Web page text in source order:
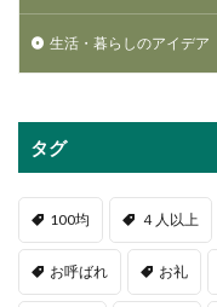
生活・暮らしのアイデア
タグ
100均 ４人以上
お呼ばれ お礼